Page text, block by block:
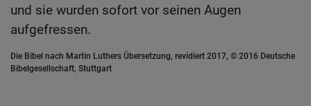
und sie wurden sofort vor seinen Augen
aufgefressen.
Die Bibel nach Martin Luthers Übersetzung, revidiert 2017, © 2016 Deutsche
Bibelgesellschaft, Stuttgart